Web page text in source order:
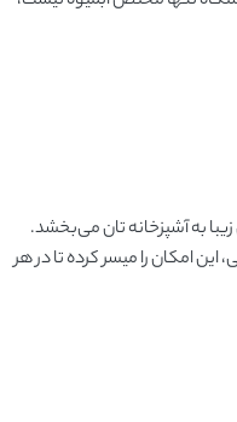
به آشپزخانه تان می‌بخشد.
امکان را میسر کرده تا در هر